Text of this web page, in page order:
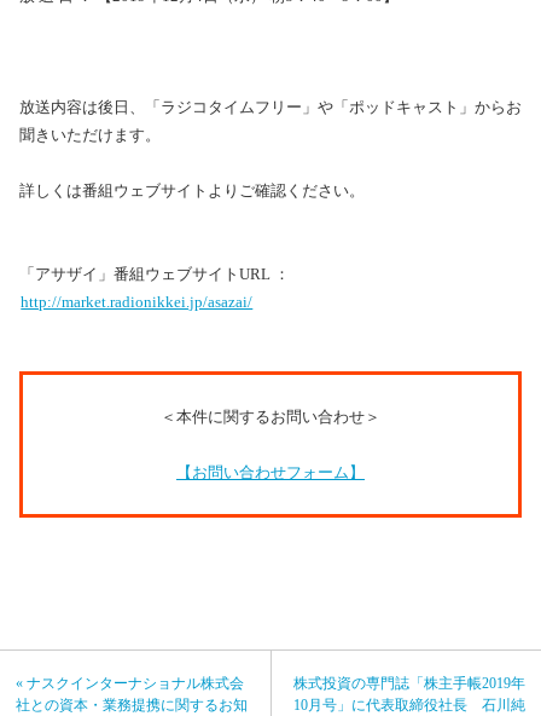
放送内容は後日、「ラジコタイムフリー」や「ポッドキャスト」からお
聞きいただけます。
詳しくは番組ウェブサイトよりご確認ください。
「アサザイ」番組ウェブサイトURL ：
http://market.radionikkei.jp/asazai/
＜本件に関するお問い合わせ＞
【お問い合わせフォーム】
株式投資の専門誌「株主手帳2019年
10月号」に代表取締役社長 石川純
« ナスクインターナショナル株式会
社との資本・業務提携に関するお知